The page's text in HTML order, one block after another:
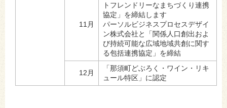
11月
トフレンドリーなまちづくり連携
協定」を締結します
パーソルビジネスプロセスデザイ
ン株式会社と「関係人口創出およ
び持続可能な広域地域共創に関す
る包括連携協定」を締結
12月
「那須町どぶろく・ワイン・リキ
ュール特区」に認定